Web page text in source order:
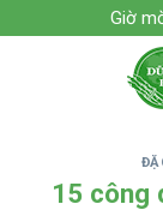
to
Giờ
15 công